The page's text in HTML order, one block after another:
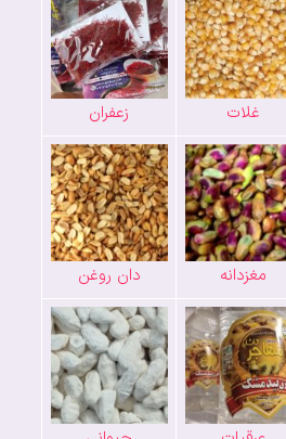
غلات زعفران
مغزدانه دان روغن